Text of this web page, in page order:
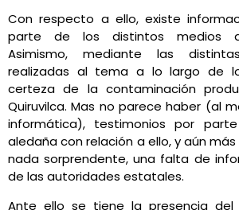
Con respecto a ello, existe
parte de los distintos medios
Asimismo, mediante las
realizadas al tema a lo largo de
certeza de la contaminación
Quiruvilca. Mas no parece haber (al
informática), testimonios por
aledaña con relación a ello, y aún
nada sorprendente, una falta de
de las autoridades estatales.
Ante ello se tiene la presencia del